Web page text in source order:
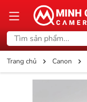
Trang chủ Canon